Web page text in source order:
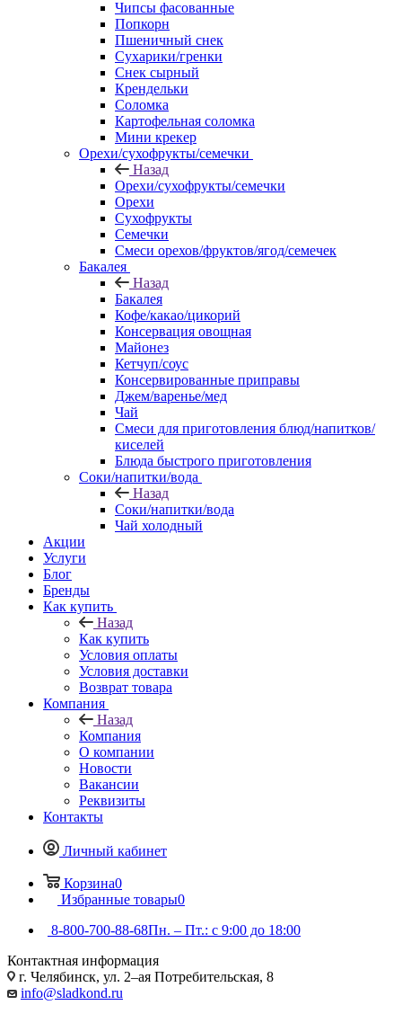
Чипсы фасованные
Попкорн
Пшеничный снек
Сухарики/гренки
Снек сырный
Крендельки
Соломка
Картофельная соломка
Мини крекер
Орехи/сухофрукты/семечки
Назад
Орехи/сухофрукты/семечки
Орехи
Сухофрукты
Семечки
Смеси орехов/фруктов/ягод/семечек
Бакалея
Назад
Бакалея
Кофе/какао/цикорий
Консервация овощная
Майонез
Кетчуп/соус
Консервированные приправы
Джем/варенье/мед
Чай
Смеси для приготовления блюд/напитков/
киселей
Блюда быстрого приготовления
Соки/напитки/вода
Назад
Соки/напитки/вода
Чай холодный
Акции
Услуги
Блог
Бренды
Как купить
Назад
Как купить
Условия оплаты
Условия доставки
Возврат товара
Компания
Назад
Компания
О компании
Новости
Вакансии
Реквизиты
Контакты
Личный кабинет
Корзина0
Избранные товары0
8-800-700-88-68Пн. – Пт.: с 9:00 до 18:00
Контактная информация
г. Челябинск, ул. 2–ая Потребительская, 8
info@sladkond.ru